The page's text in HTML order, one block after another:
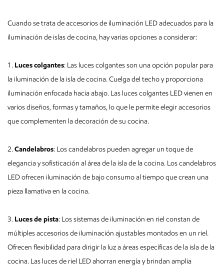
Cuando se trata de accesorios de iluminación LED adecuados para la
iluminación de islas de cocina, hay varias opciones a considerar:
1. Luces colgantes: Las luces colgantes son una opción popular para
la iluminación de la isla de cocina. Cuelga del techo y proporciona
iluminación enfocada hacia abajo. Las luces colgantes LED vienen en
varios diseños, formas y tamaños, lo que le permite elegir accesorios
que complementen la decoración de su cocina.
2.Candelabros: Los candelabros pueden agregar un toque de
elegancia y sofisticación al área de la isla de la cocina. Los candelabros
LED ofrecen iluminación de bajo consumo al tiempo que crean una
pieza llamativa en la cocina.
3. Luces de pista: Los sistemas de iluminación en riel constan de
múltiples accesorios de iluminación ajustables montados en un riel.
Ofrecen flexibilidad para dirigir la luz a áreas específicas de la isla de la
cocina. Las luces de riel LED ahorran energía y brindan amplia